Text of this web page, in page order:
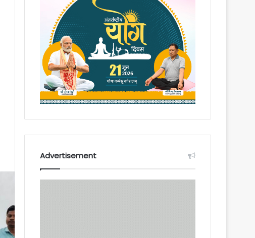
Advertisement